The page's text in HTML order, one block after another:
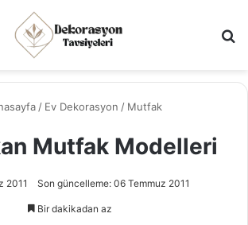
/ Ev Dekorasyon / Mutfak
Mutfak Modelleri
2011 Son güncelleme: 06 Temmuz 2011
Bir dakikadan az